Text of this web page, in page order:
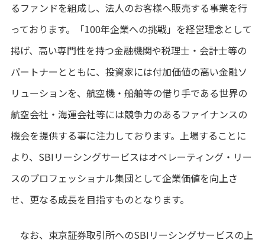
るファンドを組成し、法人のお客様へ販売する事業を行
っております。「100年企業への挑戦」を経営理念として
掲げ、高い専門性を持つ金融機関や税理士・会計士等の
パートナーとともに、投資家には付加価値の高い金融ソ
リューションを、航空機・船舶等の借り手である世界の
航空会社・海運会社等には競争力のあるファイナンスの
機会を提供する事に注力しております。上場することに
より、SBIリーシングサービスはオペレーティング・リー
スのプロフェッショナル集団として企業価値を向上さ
せ、更なる成長を目指すものとなります。
なお、東京証券取引所へのSBIリーシングサービスの上